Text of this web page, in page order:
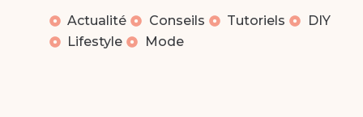
Actualité Conseils Tutoriels
DIY
Lifestyle
Mode